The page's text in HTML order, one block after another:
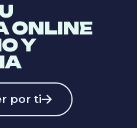
ONLINE
Y
por ti